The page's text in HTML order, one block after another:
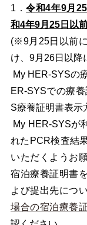
1．令和4年9月
和4年9月25日以
(※9月25日以前
け、9月26日以降
My HER-SYSの
ER-SYSでの療
S療養証明書表示
My HER-SYSが
れたPCR検査結
いただくようお
宿泊療養証明書
よび提出先につ
場合の宿泊療養